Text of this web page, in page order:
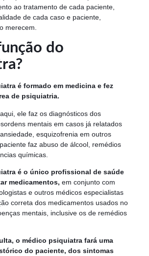
ao tratamento de cada paciente,
de cada caso e paciente,
merecem.
do
é formado em medicina e fez
de psiquiatria.
ele faz os diagnósticos dos
mentais em casos já relatados
esquizofrenia em outros
faz abuso de álcool, remédios
químicas.
é o único profissional de saúde
medicamentos, em conjunto com
e outros médicos especialistas
correta dos medicamentos usados no
mentais, inclusive os de remédios
o médico psiquiatra fará uma
do paciente, dos sintomas